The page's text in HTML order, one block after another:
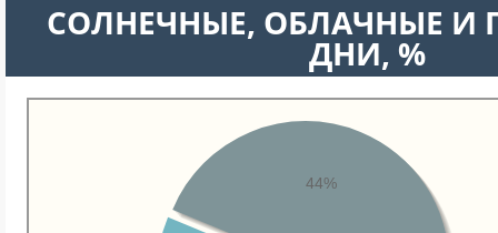
CОЛНЕЧНЫЕ, ОБЛАЧНЫЕ И
ДНИ, %
44%